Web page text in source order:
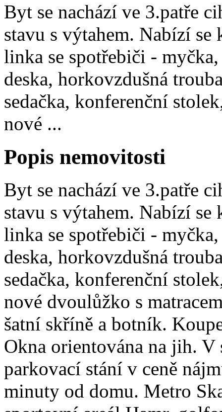
Byt se nachází ve 3.patře
stavu s výtahem. Nabízí
linka se spotřebiči -
deska, horkovzdušná
sedačka, konferenční
nové ...
Popis nemovitosti
Byt se nachází ve 3.patře
stavu s výtahem. Nabízí
linka se spotřebiči -
deska, horkovzdušná
sedačka, konferenční
nové dvoulůžko s
šatní skříně a botník.
Okna orientována na jih.
parkovací stání v ceně
minuty od domu. Metro